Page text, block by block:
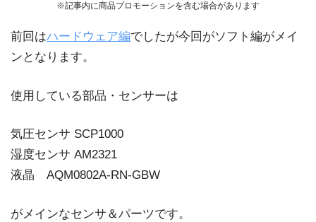
※記事内に商品プロモーションを含む場合があります
前回はハードウェア編でしたが今回がソフト編がメイ
ンとなります。
使用している部品・センサーは
気圧センサ SCP1000
湿度センサ AM2321
液晶 AQM0802A-RN-GBW
がメインなセンサ＆パーツです。